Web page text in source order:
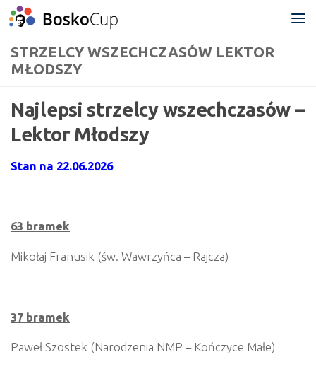
Przejdź do treści
STRZELCY WSZECHCZASÓW LEKTOR
MŁODSZY
Najlepsi strzelcy wszechczasów –
Lektor Młodszy
Stan na 22.06.2026
63 bramek
Mikołaj Franusik (św. Wawrzyńca – Rajcza)
37 bramek
Paweł Szostek (Narodzenia NMP – Kończyce Małe)